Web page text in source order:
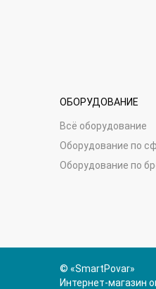
ОБОРУДОВАНИЕ
Всё оборудование
Оборудование по
Оборудование по
© «SmartPovar»
Интернет-магазин